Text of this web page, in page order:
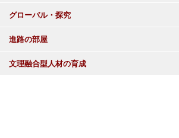
グローバル・探究
進路の部屋
文理融合型人材の育成